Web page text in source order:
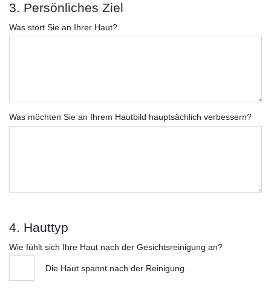
3. Persönliches Ziel
Was stört Sie an Ihrer Haut?
Was möchten Sie an Ihrem Hautbild hauptsächlich verbessern?
4. Hauttyp
Wie fühlt sich Ihre Haut nach der Gesichtsreinigung an?
Die Haut spannt nach der Reinigung.